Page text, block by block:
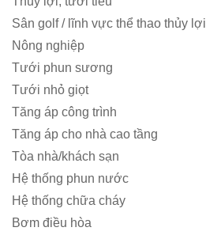
Sân golf / lĩnh vực thể thao thủy lợi
Nông nghiệp
Tưới phun sương
Tưới nhỏ giọt
Tăng áp công trình
Tăng áp cho nhà cao tầng
Tòa nhà/khách sạn
Hệ thống phun nước
Hệ thống chữa cháy
Bơm điều hòa